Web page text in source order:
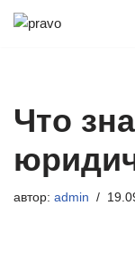
Что
автор: admin